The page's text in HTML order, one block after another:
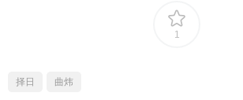
1
择日 曲炜